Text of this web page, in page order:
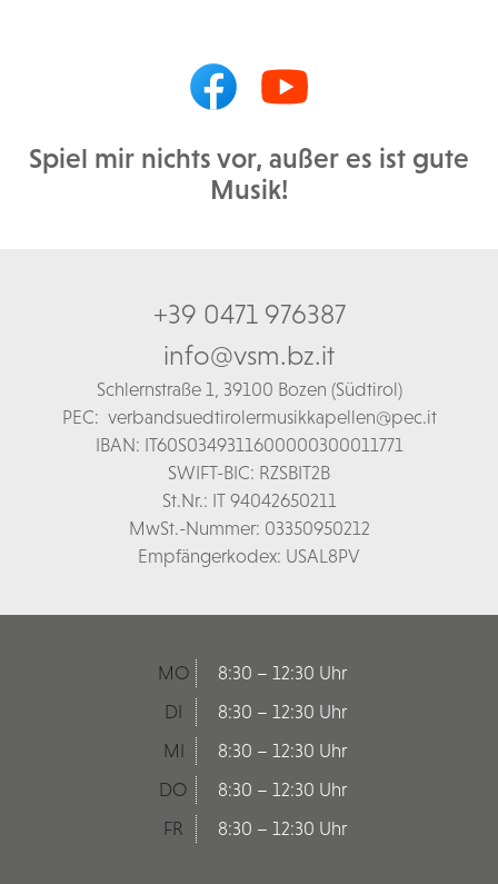
Spiel mir nichts vor, außer es ist gute
Musik!
+39 0471 976387
info@vsm.bz.it
Schlernstraße 1, 39100 Bozen (Südtirol)
PEC: verbandsuedtirolermusikkapellen@pec.it
IBAN: IT60S0349311600000300011771
SWIFT-BIC: RZSBIT2B
St.Nr.: IT 94042650211
MwSt.-Nummer: 03350950212
Empfängerkodex: USAL8PV
MO
8:30 – 12:30 Uhr
DI
8:30 – 12:30 Uhr
MI
8:30 – 12:30 Uhr
DO
8:30 – 12:30 Uhr
FR
8:30 – 12:30 Uhr